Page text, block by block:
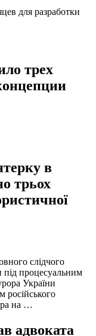
трех
в
трьох
слідчого
під процесуальним
України
російського
на …
адвоката